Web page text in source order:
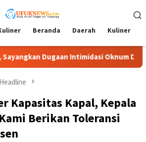
Beranda Daerah Kuliner
Lambat Tangani Aduan
Headline
Kapasitas Kapal, Kepala
Berikan Toleransi